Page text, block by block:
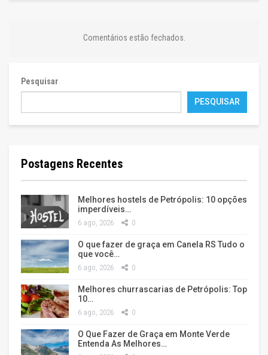
Comentários estão fechados.
Pesquisar
PESQUISAR
Postagens Recentes
Melhores hostels de Petrópolis: 10 opções
imperdíveis…
6 ago, 2026 0
O que fazer de graça em Canela RS Tudo o
que você…
6 ago, 2026 0
Melhores churrascarias de Petrópolis: Top
10…
6 ago, 2026 0
O Que Fazer de Graça em Monte Verde
Entenda As Melhores…